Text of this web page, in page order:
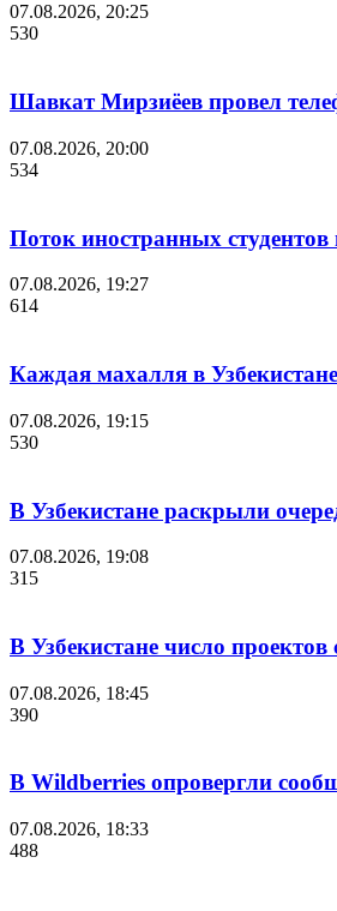
07.08.2026, 20:25
530
Шавкат Мирзиёев провел
07.08.2026, 20:00
534
Поток иностранных студентов
07.08.2026, 19:27
614
Каждая махалля в
07.08.2026, 19:15
530
В Узбекистане раскрыли
07.08.2026, 19:08
315
В Узбекистане число проектов
07.08.2026, 18:45
390
В Wildberries опровергли
07.08.2026, 18:33
488